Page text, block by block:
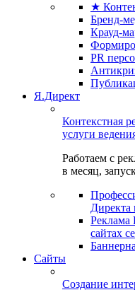
★
Бренд-
Крауд-
PR
Я.Директ
Контекстная
услуги
Работаем с
в месяц,
Директа
сайтах
Сайты
Создание